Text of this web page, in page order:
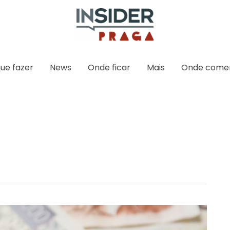
fazer News Onde ficar Mais Onde